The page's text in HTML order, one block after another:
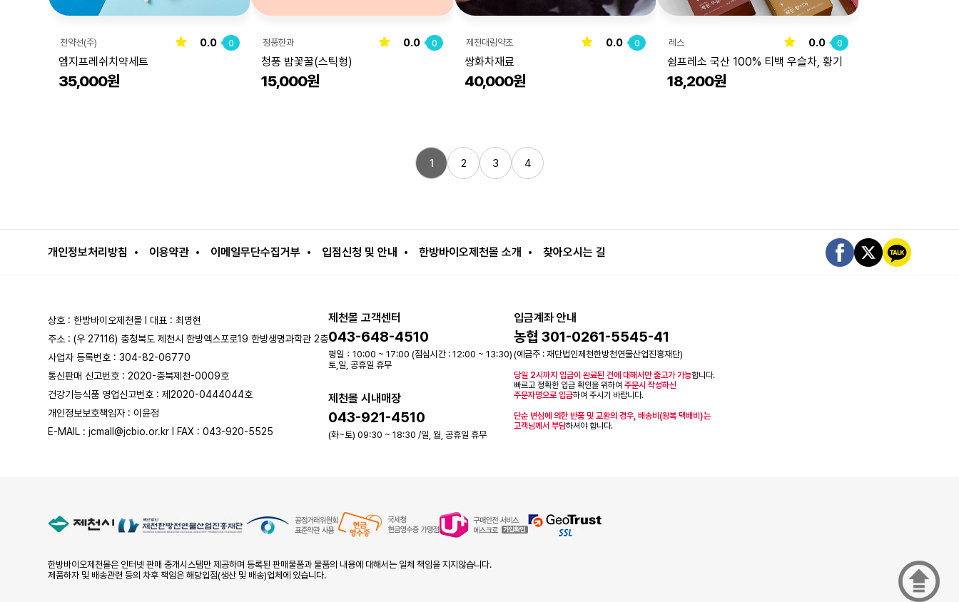
천약선(주) 0.0 0
엠지프레쉬치약세트
35,000원
청풍한과 0.0 0
청풍 밤꽃꿀(스틱형)
15,000원
제천대림약초 0.0 0
쌍화차재료
40,000원
레스 0.0 0
쉼프레소 국산 100% 티백 우슬차, 황기
차, 오미자차 30개입 건강차 선물세트
18,200원
1 2 3 4
개인정보처리방침 이용약관 이메일무단수집거부 입점신청 및 안내 한방바이오제천몰 소개 찾아오시는 길
상호 : 한방바이오제천몰 l 대표 : 최명현
주소 : (우 27116) 충청북도 제천시 한방엑스포로19 한방생명과학관 2층
사업자 등록번호 : 304-82-06770
통신판매 신고번호 : 2020-충북제천-0009호
건강기능식품 영업신고번호 : 제2020-0444044호
개인정보보호책임자 : 이윤정
E-MAIL : jcmall@jcbio.or.kr l FAX : 043-920-5525
제천몰 고객센터
043-648-4510
평일：10:00 ~ 17:00 (점심시간 : 12:00 ~ 13:30)
토,일, 공휴일 휴무
제천몰 시내매장
043-921-4510
(화~토) 09:30 ~ 18:30 /일, 월, 공휴일 휴무
입금계좌 안내
농협 301-0261-5545-41
(예금주 : 재단법인제천한방천연물산업진흥재단)
당일 2시까지 입금이 완료된 건에 대해서만 출고가 가능합니다.
빠르고 정확한 입금 확인을 위하여주문시 작성하신
주문자명으로 입금하여 주시기 바랍니다.
단순 변심에 의한 반품 및 교환의 경우, 배송비(왕복 택배비)는
고객님께서 부담하셔야 합니다.
한방바이오제천몰은 인터넷 판매 중개시스템만 제공하며 등록된 판매물품과 물품의 내용에 대해서는 일체 책임을 지지않습니다.
제품하자 및 배송관련 등의 차후 책임은 해당입점(생산 및 배송)업체에 있습니다.